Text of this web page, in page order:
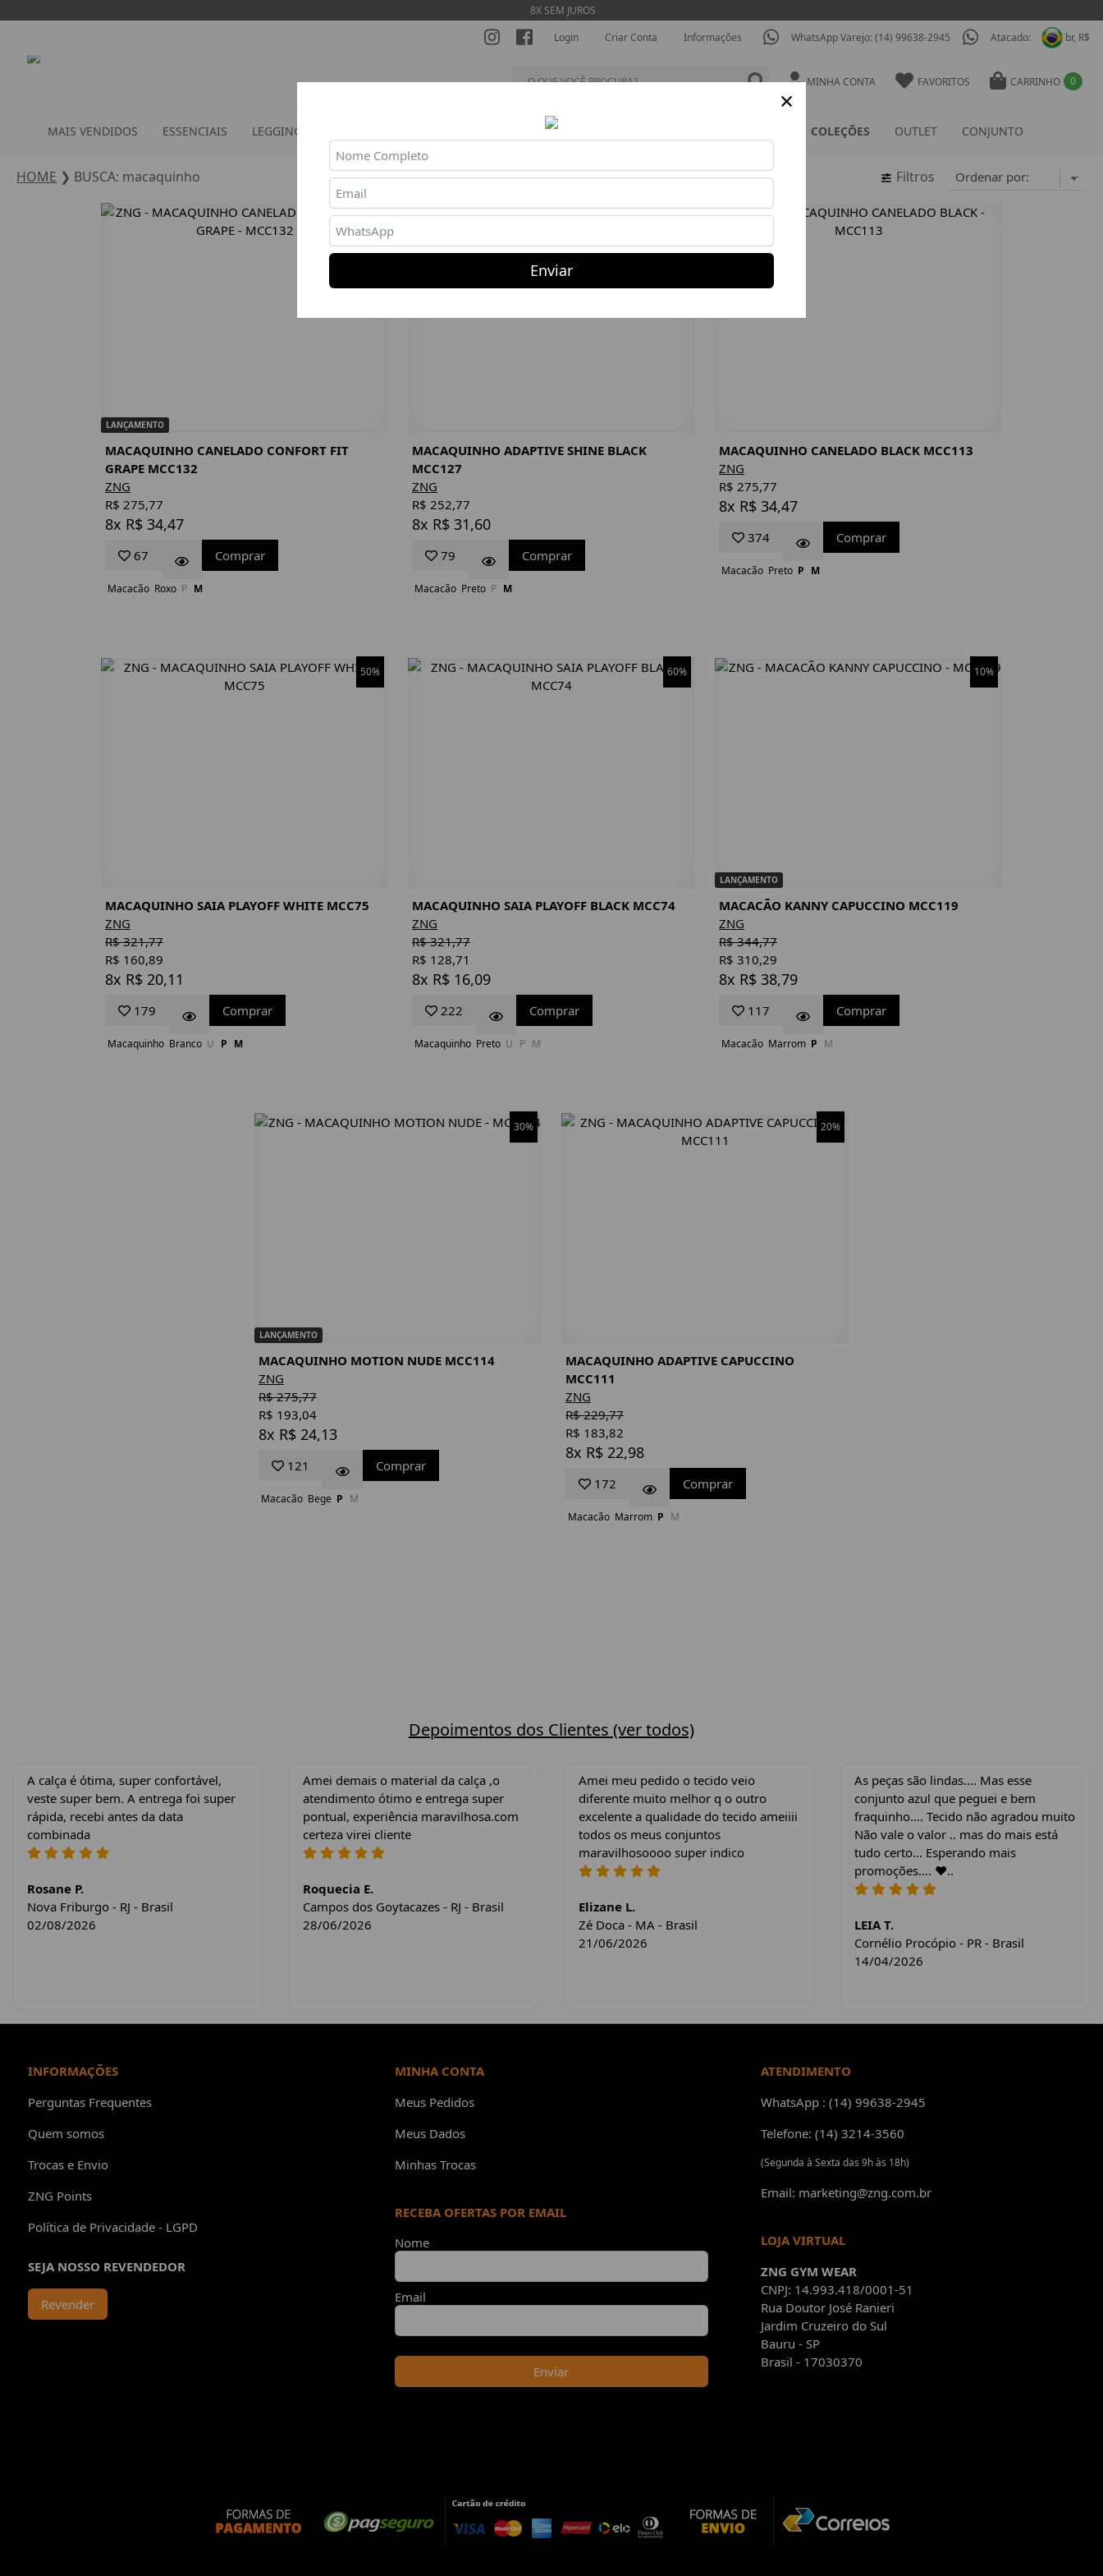
8X SEM JUROS
br, R$
Atacado:
WhatsApp Varejo: (14) 99638-2945
Informações
Criar Conta
Login
CARRINHO 0
FAVORITOS
MINHA CONTA
MAIS VENDIDOS ESSENCIAIS LEGGINGS BLUSAS COLEÇÕES OUTLET CONJUNTO
HOME ❯ BUSCA: macaquinho Filtros
LANÇAMENTO
MACAQUINHO CANELADO CONFORT FIT
GRAPE MCC132
ZNG
R$ 275,77
8x R$ 34,47
67 Comprar
Macacão Roxo P M
MACAQUINHO ADAPTIVE SHINE BLACK
MCC127
ZNG
R$ 252,77
8x R$ 31,60
79 Comprar
Macacão Preto P M
MACAQUINHO CANELADO BLACK MCC113
ZNG
R$ 275,77
8x R$ 34,47
374 Comprar
Macacão Preto P M
50%
MACAQUINHO SAIA PLAYOFF WHITE MCC75
ZNG
R$ 321,77
R$ 160,89
8x R$ 20,11
179 Comprar
Macaquinho Branco U P M
60%
MACAQUINHO SAIA PLAYOFF BLACK MCC74
ZNG
R$ 321,77
R$ 128,71
8x R$ 16,09
222 Comprar
Macaquinho Preto U P M
10%
LANÇAMENTO
MACACÃO KANNY CAPUCCINO MCC119
ZNG
R$ 344,77
R$ 310,29
8x R$ 38,79
117 Comprar
Macacão Marrom P M
30%
LANÇAMENTO
MACAQUINHO MOTION NUDE MCC114
ZNG
R$ 275,77
R$ 193,04
8x R$ 24,13
121 Comprar
Macacão Bege P M
20%
MACAQUINHO ADAPTIVE CAPUCCINO
MCC111
ZNG
R$ 229,77
R$ 183,82
8x R$ 22,98
172 Comprar
Macacão Marrom P M
Depoimentos dos Clientes (ver todos)
A calça é ótima, super confortável,
veste super bem. A entrega foi super
rápida, recebi antes da data
combinada
Rosane P.
Nova Friburgo - RJ - Brasil
02/08/2026
Amei demais o material da calça ,o
atendimento ótimo e entrega super
pontual, experiência maravilhosa.com
certeza virei cliente
Roquecia E.
Campos dos Goytacazes - RJ - Brasil
28/06/2026
Amei meu pedido o tecido veio
diferente muito melhor q o outro
excelente a qualidade do tecido ameiiii
todos os meus conjuntos
maravilhosoooo super indico
Elizane L.
Zé Doca - MA - Brasil
21/06/2026
As peças são lindas.... Mas esse
conjunto azul que peguei e bem
fraquinho.... Tecido não agradou muito
Não vale o valor .. mas do mais está
tudo certo... Esperando mais
promoções.... ❤️..
LEIA T.
Cornélio Procópio - PR - Brasil
14/04/2026
INFORMAÇÕES
Perguntas Frequentes
Quem somos
Trocas e Envio
ZNG Points
Política de Privacidade - LGPD
SEJA NOSSO REVENDEDOR
Revender
MINHA CONTA
Meus Pedidos
Meus Dados
Minhas Trocas
RECEBA OFERTAS POR EMAIL
Nome
Email
Enviar
ATENDIMENTO
WhatsApp : (14) 99638-2945
Telefone: (14) 3214-3560
(Segunda à Sexta das 9h às 18h)
Email: marketing@zng.com.br
LOJA VIRTUAL
ZNG GYM WEAR
CNPJ: 14.993.418/0001-51
Rua Doutor José Ranieri
Jardim Cruzeiro do Sul
Bauru - SP
Brasil - 17030370
×
Enviar